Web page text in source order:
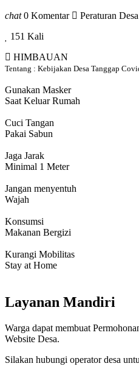
chat0 Komentar
Peraturan Desa
151 Kali
HIMBAUAN
Tentang : Kebijakan Desa Tanggap
Gunakan Masker
Saat Keluar Rumah
Cuci Tangan
Pakai Sabun
Jaga Jarak
Minimal 1 Meter
Jangan menyentuh
Wajah
Konsumsi
Makanan Bergizi
Kurangi Mobilitas
Stay at Home
Layanan Mandiri
Warga dapat membuat
Website Desa.
Silakan hubungi operator desa